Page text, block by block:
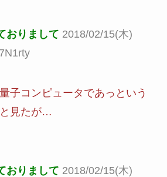
おりまして 2018/02/15(木)
子コンピュータであっという
見たが…
おりまして 2018/02/15(木)